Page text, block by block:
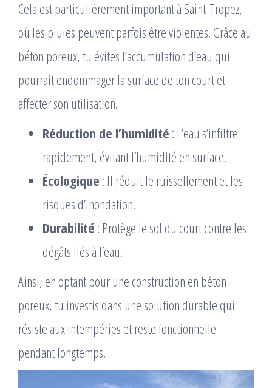
Cela est particulièrement important à Saint-Tropez,
où les pluies peuvent parfois être violentes. Grâce au
béton poreux, tu évites l’accumulation d’eau qui
pourrait endommager la surface de ton court et
affecter son utilisation.
Réduction de l’humidité : L’eau s’infiltre
rapidement, évitant l’humidité en surface.
Écologique : Il réduit le ruissellement et les
risques d’inondation.
Durabilité : Protège le sol du court contre les
dégâts liés à l’eau.
Ainsi, en optant pour une construction en béton
poreux, tu investis dans une solution durable qui
résiste aux intempéries et reste fonctionnelle
pendant longtemps.